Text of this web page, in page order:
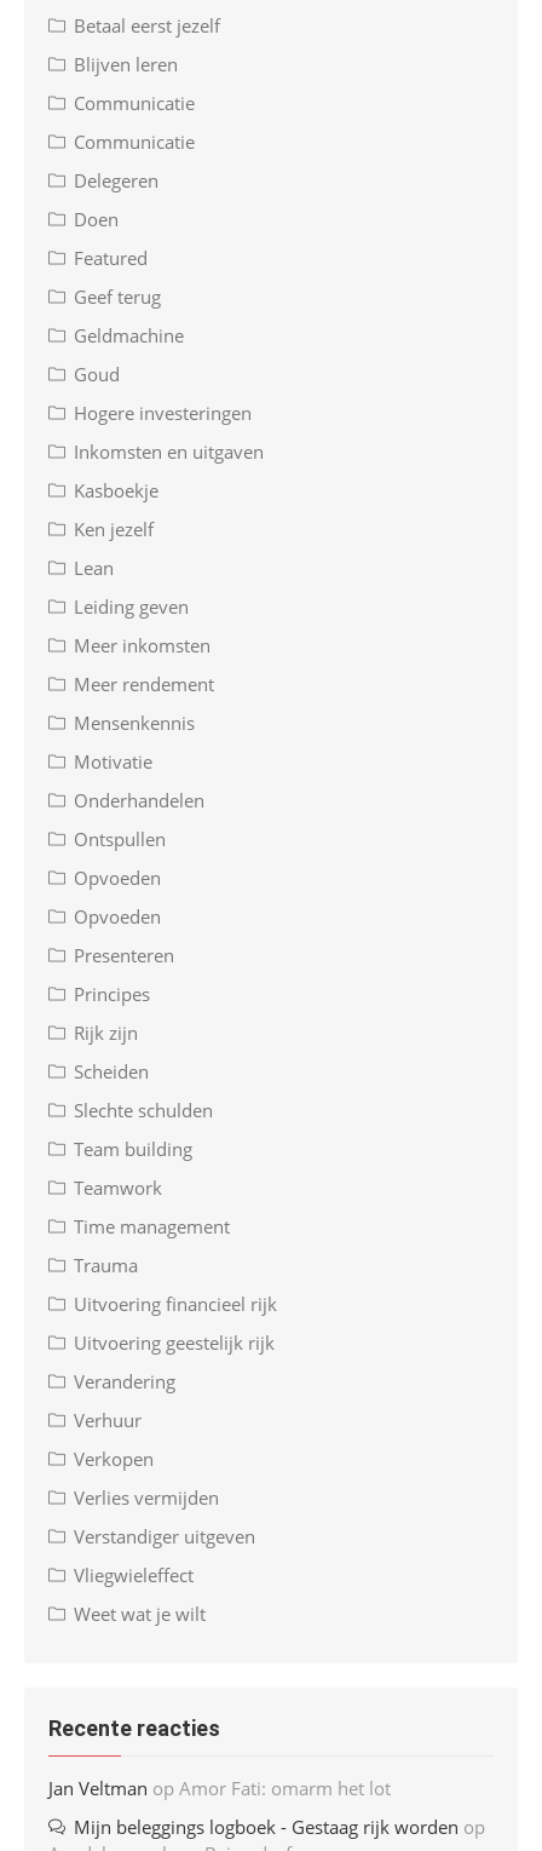
Betaal eerst jezelf
Blijven leren
Communicatie
Communicatie
Delegeren
Doen
Featured
Geef terug
Geldmachine
Goud
Hogere investeringen
Inkomsten en uitgaven
Kasboekje
Ken jezelf
Lean
Leiding geven
Meer inkomsten
Meer rendement
Mensenkennis
Motivatie
Onderhandelen
Ontspullen
Opvoeden
Opvoeden
Presenteren
Principes
Rijk zijn
Scheiden
Slechte schulden
Team building
Teamwork
Time management
Trauma
Uitvoering financieel rijk
Uitvoering geestelijk rijk
Verandering
Verhuur
Verkopen
Verlies vermijden
Verstandiger uitgeven
Vliegwieleffect
Weet wat je wilt
Recente reacties
Jan Veltman op Amor Fati: omarm het lot
Mijn beleggings logboek - Gestaag rijk worden op